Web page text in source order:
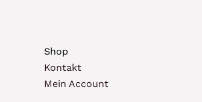
Shop
Kontakt
Mein Account